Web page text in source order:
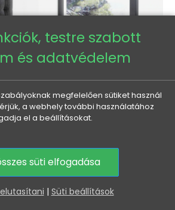
200x200 - fekete + INGYENES topper
965 Ft Ár
360 010 Ft
testre szabott
és adatvédelem
megfelelően sütiket használ
a webhely további használatához
el a beállításokat.
süti elfogadása
| Süti beállítások